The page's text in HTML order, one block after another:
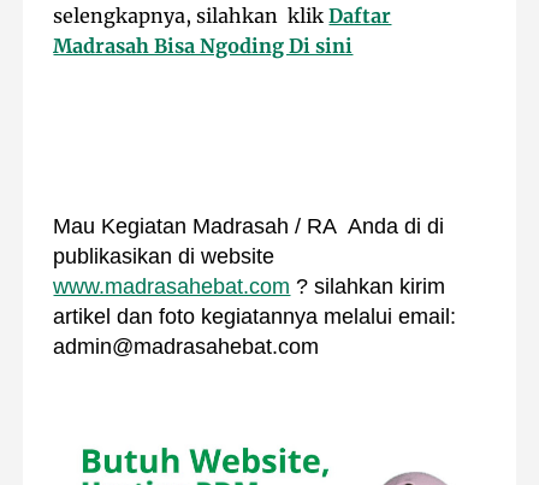
selengkapnya, silahkan klikDaftar
Madrasah Bisa Ngoding Di sini
Mau Kegiatan Madrasah / RA Anda di di
publikasikan di website
www.madrasahebat.com ? silahkan kirim
artikel dan foto kegiatannya melalui email:
admin@madrasahebat.com